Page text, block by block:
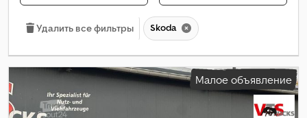
Удалить все фильтры Skoda
Малое объявление